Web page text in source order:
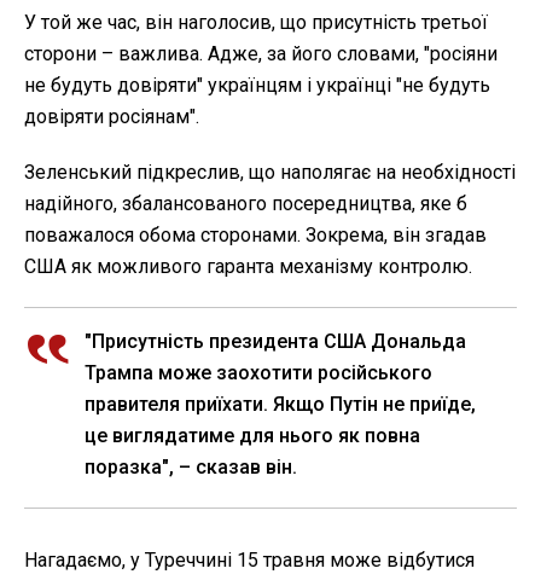
У той же час, він наголосив, що присутність третьої
сторони – важлива. Адже, за його словами, "росіяни
не будуть довіряти" українцям і українці "не будуть
довіряти росіянам".
Зеленський підкреслив, що наполягає на необхідності
надійного, збалансованого посередництва, яке б
поважалося обома сторонами. Зокрема, він згадав
США як можливого гаранта механізму контролю.
"Присутність президента США Дональда
Трампа може заохотити російського
правителя приїхати. Якщо Путін не приїде,
це виглядатиме для нього як повна
поразка", – сказав він.
Нагадаємо, у Туреччині 15 травня може відбутися